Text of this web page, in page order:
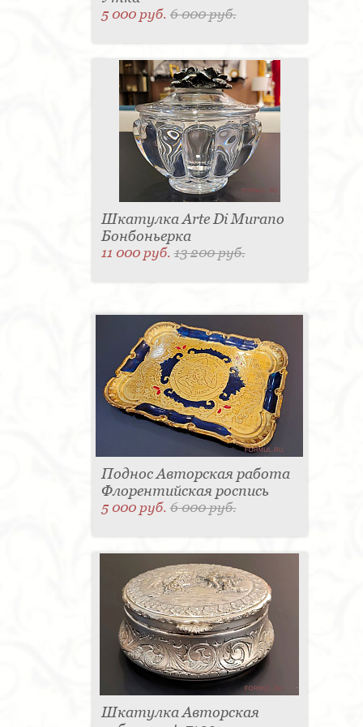
5 000 руб.6 000 руб.
Шкатулка Arte Di Murano
Бонбоньерка
11 000 руб.13 200 руб.
Поднос Авторская работа
Флорентийская роспись
5 000 руб.6 000 руб.
Шкатулка Авторская